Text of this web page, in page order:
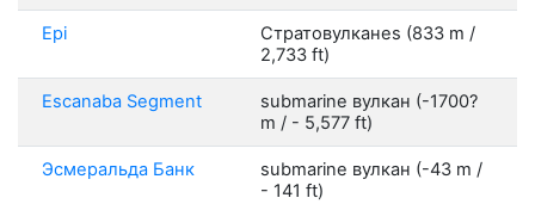
Epi
Стратовулканes (833 m /
2,733 ft)
Escanaba Segment
submarine вулкан (-1700?
m / - 5,577 ft)
Эсмеральда Банк
submarine вулкан (-43 m /
- 141 ft)